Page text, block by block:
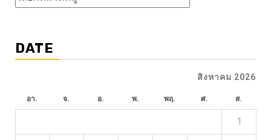
ข่าว
DATE
สิงหาคม 2026
อา. จ. อ. พ. พฤ. ศ. ส.
1